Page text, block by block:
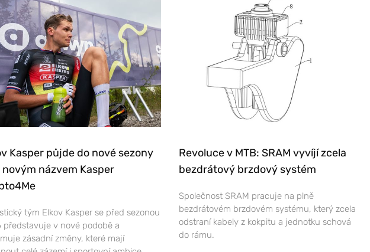
Kasper půjde do nové sezony
novým názvem Kasper
tým Elkov Kasper se před sezonou
představuje v nové podobě a
zásadní změny, které mají
Revoluce v MTB: SRAM vyvíjí zcela
bezdrátový brzdový systém
Společnost SRAM pracuje na plně
bezdrátovém brzdovém systému, který zcela
odstraní kabely z kokpitu a jednotku schová
do rámu.